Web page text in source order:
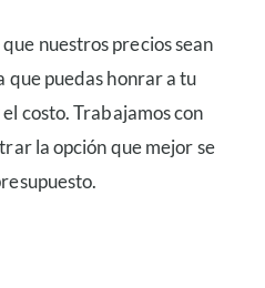
nuestros precios sean
que puedas honrar a tu
costo. Trabajamos con
la opción que mejor se